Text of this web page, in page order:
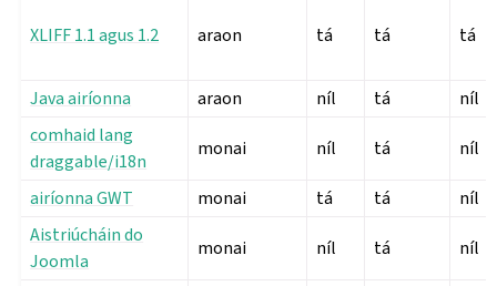
XLIFF 1.1 agus 1.2 araon tá tá tá
Java airíonna araon níl tá
níl
comhaid lang
draggable/i18n
monai níl tá níl
airíonna GWT monai tá tá
níl
Aistriúcháin do
Joomla
monai níl tá níl